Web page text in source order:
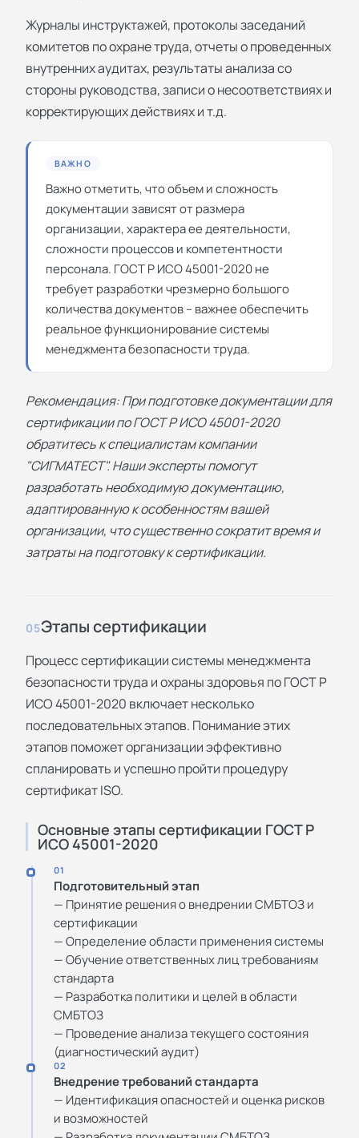
Журналы инструктажей, протоколы заседаний
комитетов по охране труда, отчеты о проведенных
внутренних аудитах, результаты анализа со
стороны руководства, записи о несоответствиях и
корректирующих действиях и т.д.
ВАЖНО
Важно отметить, что объем и сложность
документации зависят от размера
организации, характера ее деятельности,
сложности процессов и компетентности
персонала. ГОСТ Р ИСО 45001-2020 не
требует разработки чрезмерно большого
количества документов – важнее обеспечить
реальное функционирование системы
менеджмента безопасности труда.
Рекомендация: При подготовке документации для
сертификации по ГОСТ Р ИСО 45001-2020
обратитесь к специалистам компании
"СИГМАТЕСТ". Наши эксперты помогут
разработать необходимую документацию,
адаптированную к особенностям вашей
организации, что существенно сократит время и
затраты на подготовку к сертификации.
05Этапы сертификации
Процесс сертификации системы менеджмента
безопасности труда и охраны здоровья по ГОСТ Р
ИСО 45001-2020 включает несколько
последовательных этапов. Понимание этих
этапов поможет организации эффективно
спланировать и успешно пройти процедуру
сертификат ISO.
Основные этапы сертификации ГОСТ Р
ИСО 45001-2020
01
Подготовительный этап
— Принятие решения о внедрении СМБТОЗ и
сертификации
— Определение области применения системы
— Обучение ответственных лиц требованиям
стандарта
— Разработка политики и целей в области
СМБТОЗ
— Проведение анализа текущего состояния
(диагностический аудит)
02
Внедрение требований стандарта
— Идентификация опасностей и оценка рисков
и возможностей